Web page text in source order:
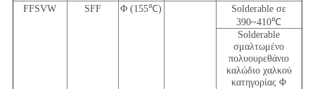
FFSVW SFF Φ (155℃)
Solderable σε
390~410℃
Solderable
σμαλτωμένο
πολυουρεθάνιο
καλώδιο χαλκού
κατηγορίας Φ